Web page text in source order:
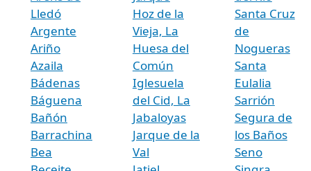
Lledó
Argente
Ariño
Azaila
Bádenas
Báguena
Bañón
Barrachina
Bea
Hoz de la
Vieja, La
Huesa del
Común
Iglesuela
del Cid, La
Jabaloyas
Jarque de la
Val
Santa Cruz
de
Nogueras
Santa
Eulalia
Sarrión
Segura de
los Baños
Seno